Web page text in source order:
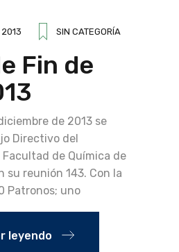
2013 SIN CATEGORÍA
Fin de
de 2013 se
Directivo del
de Química de
su reunión 143. Con la
Patronos; uno
leyendo